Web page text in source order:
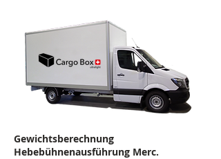
Gewichtsberechnung
Hebebühnenausführung Merc.